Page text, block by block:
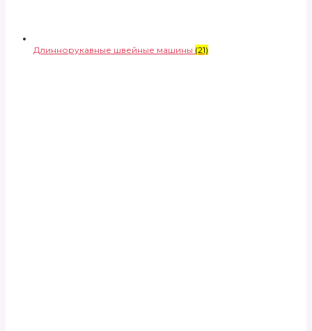
Длиннорукавные швейные машины (21)